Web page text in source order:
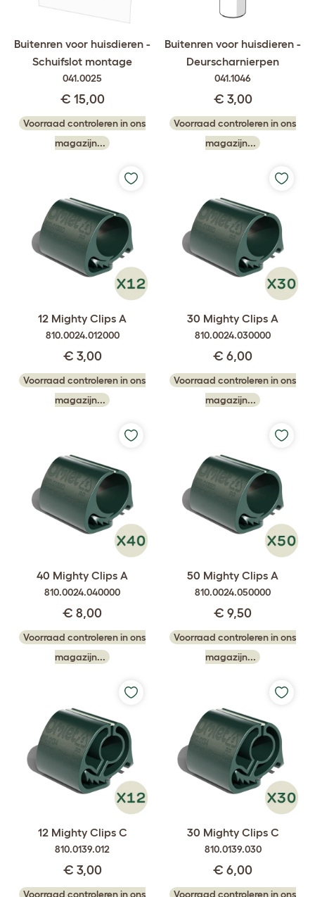
Buitenren voor huisdieren -
Schuifslot montage
041.0025
€ 15,00
Voorraad controleren in ons
magazijn...
Buitenren voor huisdieren -
Deurscharnierpen
041.1046
€ 3,00
Voorraad controleren in ons
magazijn...
12 Mighty Clips A
810.0024.012000
€ 3,00
Voorraad controleren in ons
magazijn...
30 Mighty Clips A
810.0024.030000
€ 6,00
Voorraad controleren in ons
magazijn...
40 Mighty Clips A
810.0024.040000
€ 8,00
Voorraad controleren in ons
magazijn...
50 Mighty Clips A
810.0024.050000
€ 9,50
Voorraad controleren in ons
magazijn...
12 Mighty Clips C
810.0139.012
€ 3,00
Voorraad controleren in ons
30 Mighty Clips C
810.0139.030
€ 6,00
Voorraad controleren in ons